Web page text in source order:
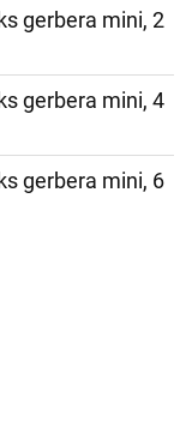
gerbera mini, 2
gerbera mini, 4
gerbera mini, 6